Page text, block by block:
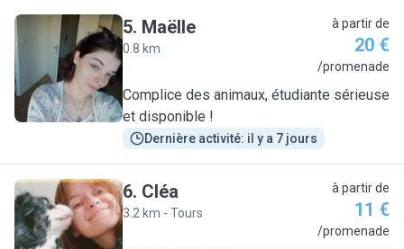
M
5. Maëlle
0.8 km
à partir de
20 €
/promenade
Complice des animaux, étudiante sérieuse
et disponible !
Dernière activité: il y a 7 jours
C
6. Cléa
3.2 km - Tours
à partir de
11 €
/promenade